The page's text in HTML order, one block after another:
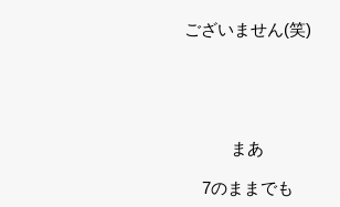
ございません(笑)
まあ
7のままでも